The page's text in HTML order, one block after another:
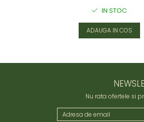
IN STOC
ADAUGA IN COS
Nu rata ofertele si